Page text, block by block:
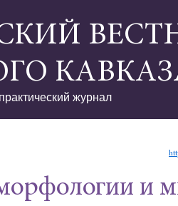
журнал
и